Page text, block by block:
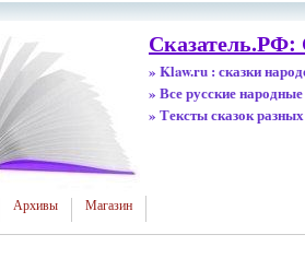
Сказатель.РФ:
» Klaw.ru : сказки
» Все русские народные
» Тексты сказок
Архивы Магазин